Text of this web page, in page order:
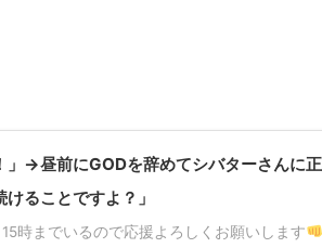
」→昼前にGODを辞めてシバターさんに
ることですよ？」
時までいるので応援よろしくお願いします